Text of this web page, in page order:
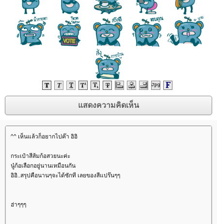
^^ เห็นแล้วก็อยากไปค๊า อิอิ
กระเป๋าสีส้มก้อสวยนะค่ะ
นู๋ก้อเลือกอยู่นานเหมือนกัน
อิอิ..สรุปคือนานๆจะได้ซักที เลยของสีแปร๊นๆๆ
ฮ่าๆๆๆ